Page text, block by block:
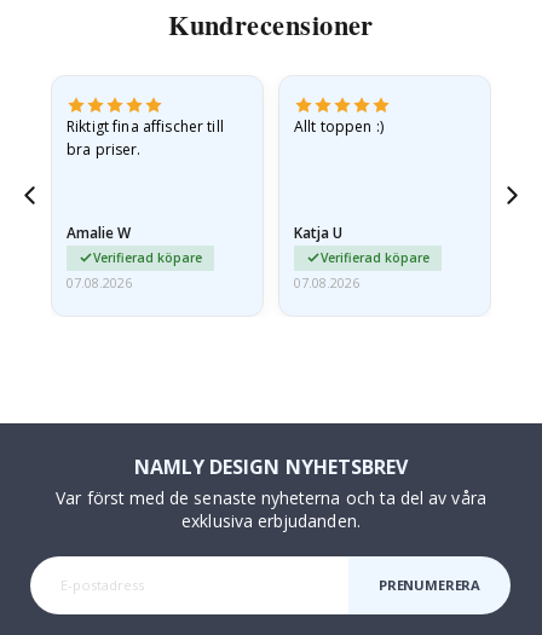
Kundrecensioner
Riktigt fina affischer till
bra priser.
Amalie W
Verifierad köpare
07.08.2026
Allt toppen :)
Katja U
Verifierad köpare
07.08.2026
NAMLY DESIGN NYHETSBREV
Var först med de senaste nyheterna och ta del av våra
exklusiva erbjudanden.
PRENUMERERA